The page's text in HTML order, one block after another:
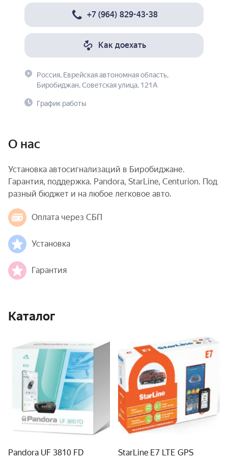
+7 (964) 829-43-38
Как доехать
Россия, Еврейская автономная область,
Биробиджан, Советская улица, 121А
График работы
О нас
Установка автосигнализаций в Биробиджане.
Гарантия, поддержка. Pandora, StarLine, Centurion. Под
разный бюджет и на любое легковое авто.
Оплата через СБП
Установка
Гарантия
Каталог
Pandora UF 3810 FD StarLine E7 LTE GPS